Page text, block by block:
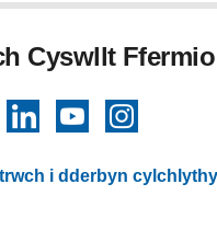
Cyswllt Ffermio
FacebookLinkedInYouTube
i dderbyn